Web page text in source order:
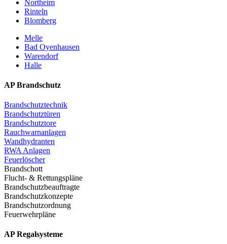
Northeim
Rinteln
Blomberg
Melle
Bad Oyenhausen
Warendorf
Halle
AP Brandschutz
Brandschutztechnik
Brandschutztüren
Brandschutztore
Rauchwarnanlagen
Wandhydranten
RWA Anlagen
Feuerlöscher
Brandschott
Flucht- & Rettungspläne
Brandschutzbeauftragte
Brandschutzkonzepte
Brandschutzordnung
Feuerwehrpläne
AP Regalsysteme